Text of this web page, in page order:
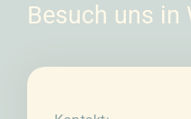
Besuch uns in